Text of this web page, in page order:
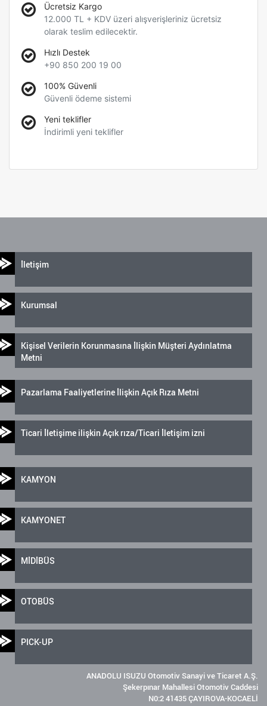
Ücretsiz Kargo
12.000 TL + KDV üzeri alışverişleriniz ücretsiz
olarak teslim edilecektir.
Hızlı Destek
+90 850 200 19 00
100% Güvenli
Güvenli ödeme sistemi
Yeni teklifler
İndirimli yeni teklifler
İletişim
Kurumsal
Kişisel Verilerin Korunmasına İlişkin Müşteri Aydınlatma
Metni
Pazarlama Faaliyetlerine İlişkin Açık Rıza Metni
Ticari İletişime ilişkin Açık rıza/Ticari İletişim izni
KAMYON
KAMYONET
MİDİBÜS
OTOBÜS
PICK-UP
ANADOLU ISUZU Otomotiv Sanayi ve Ticaret A.Ş.
Şekerpınar Mahallesi Otomotiv Caddesi
N0:2 41435 ÇAYIROVA-KOCAELİ